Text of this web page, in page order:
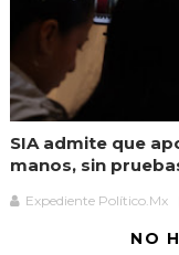
SIA admite que
manos, sin
Expediente Político.Mx
NO